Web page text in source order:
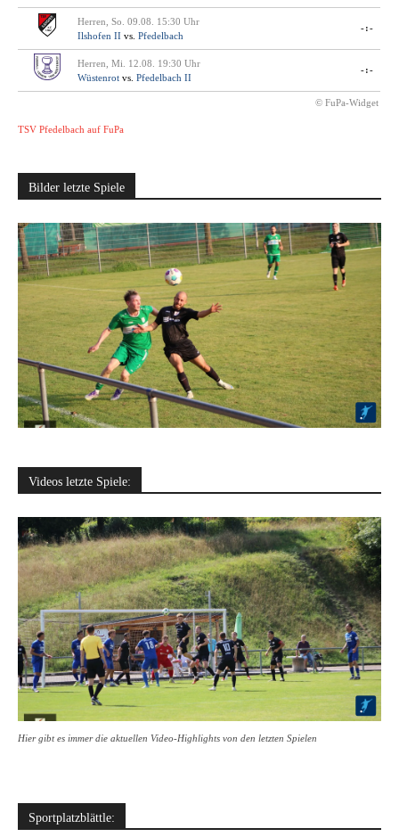
Herren, So. 09.08. 15:30 Uhr
Ilshofen II vs. Pfedelbach
-:-
Herren, Mi. 12.08. 19:30 Uhr
Wüstenrot vs. Pfedelbach II
-:-
© FuPa-Widget
TSV Pfedelbach auf FuPa
Bilder letzte Spiele
Videos letzte Spiele:
Hier gibt es immer die aktuellen Video-Highlights von den letzten Spielen
Sportplatzblättle: